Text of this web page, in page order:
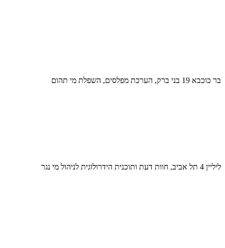
בר כוכבא 19 בני ברק, הערכת מפלסים, השפלת מי תהום
ליליין 4 תל אביב, חוות דעת ותוכנית הידרולוגית לניהול מי נגר